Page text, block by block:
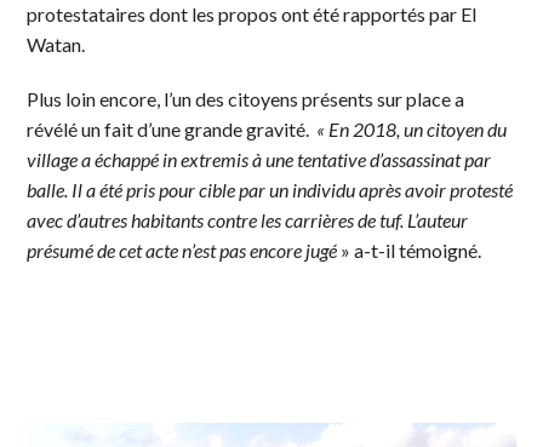
protestataires dont les propos ont été rapportés par El
Watan.
Plus loin encore, l’un des citoyens présents sur place a
révélé un fait d’une grande gravité. « En 2018, un citoyen du
village a échappé in extremis à une tentative d’assassinat par
balle. Il a été pris pour cible par un individu après avoir protesté
avec d’autres habitants contre les carrières de tuf. L’auteur
présumé de cet acte n’est pas encore jugé » a-t-il témoigné.